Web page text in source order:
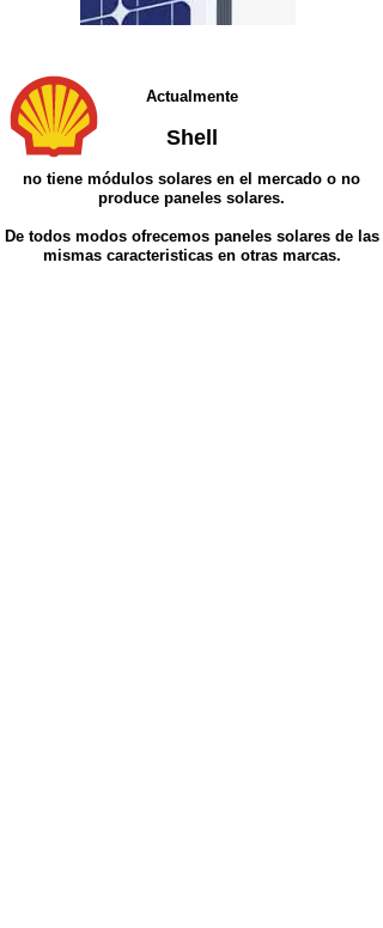
Actualmente
Shell
no tiene módulos solares en el mercado o no
produce paneles solares.
De todos modos ofrecemos paneles solares de las
mismas caracteristicas en otras marcas.